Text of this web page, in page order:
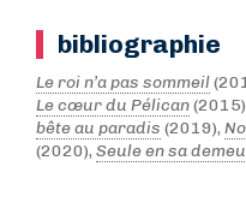
bibliographie
Le roi n’a pas sommeil
Le cœur du Pélican
bête au paradis (2019),
(2020), Seule en sa